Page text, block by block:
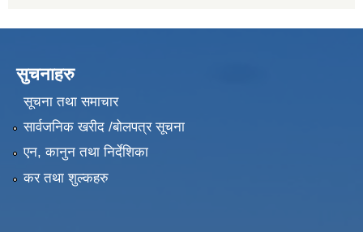
सुचनाहरु
सूचना तथा समाचार
सार्वजनिक खरीद /बोलपत्र सूचना
एन, कानुन तथा निर्देशिका
कर तथा शुल्कहरु